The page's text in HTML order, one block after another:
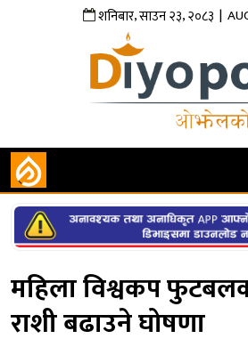
शनिबार,साउन२३,२०८३ |
महिला विश्वकप
राशी बढाउने घोषणा